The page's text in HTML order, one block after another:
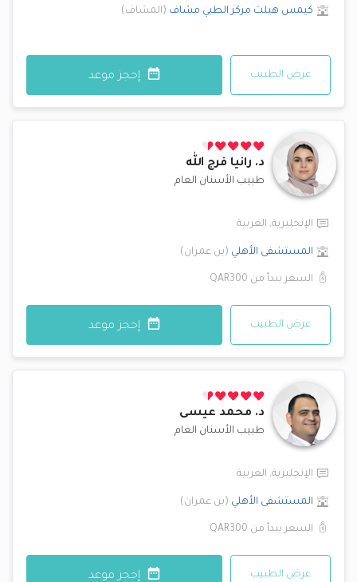
كيمس هيلث مركز الطبي مشاف (المشاف)
عرض الطبيب إحجز موعد
د. رانيا فرج الله
طبيب الأسنان العام
الإنجليزية, العربية
المستشفى الأهلي (بن عمران)
السعر يبدأ من QAR300
عرض الطبيب إحجز موعد
د. محمد عيسى
طبيب الأسنان العام
الإنجليزية, العربية
المستشفى الأهلي (بن عمران)
السعر يبدأ من QAR300
عرض الطبيب إحجز موعد